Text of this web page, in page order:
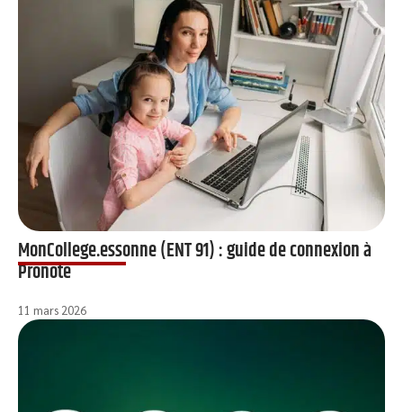
MonCollege.essonne (ENT 91) : guide de connexion à
Pronote
11 mars 2026